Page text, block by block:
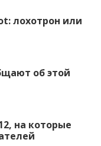
лохотрон или
об этой
на которые